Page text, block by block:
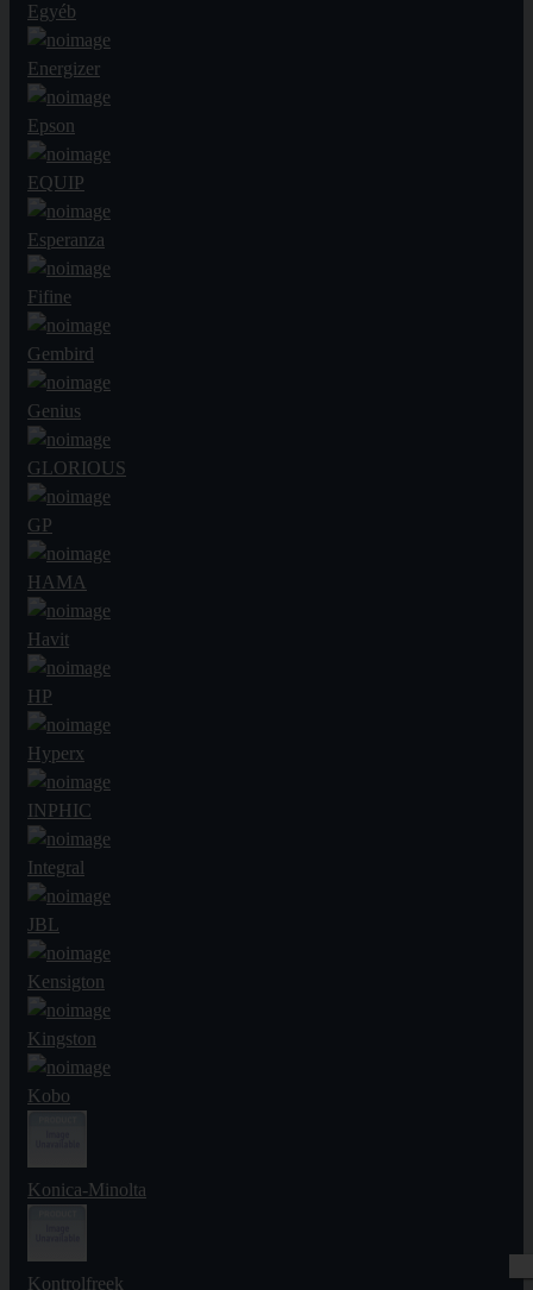
Egyéb
Energizer
Epson
EQUIP
Esperanza
Fifine
Gembird
Genius
GLORIOUS
GP
HAMA
Havit
HP
Hyperx
INPHIC
Integral
JBL
Kensigton
Kingston
Kobo
Konica-Minolta
Kontrolfreek